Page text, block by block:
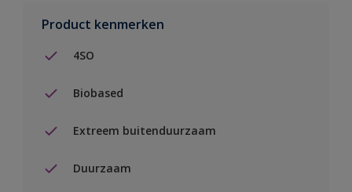
Product kenmerken
4SO
Biobased
Extreem buitenduurzaam
Duurzaam